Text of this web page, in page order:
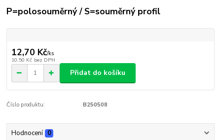
P=polosouměrný / S=souměrný profil
12,70 Kč/ks
10,50 Kč bez DPH
Přidat do košíku
Číslo produktu: B250508
Hodnocení 0